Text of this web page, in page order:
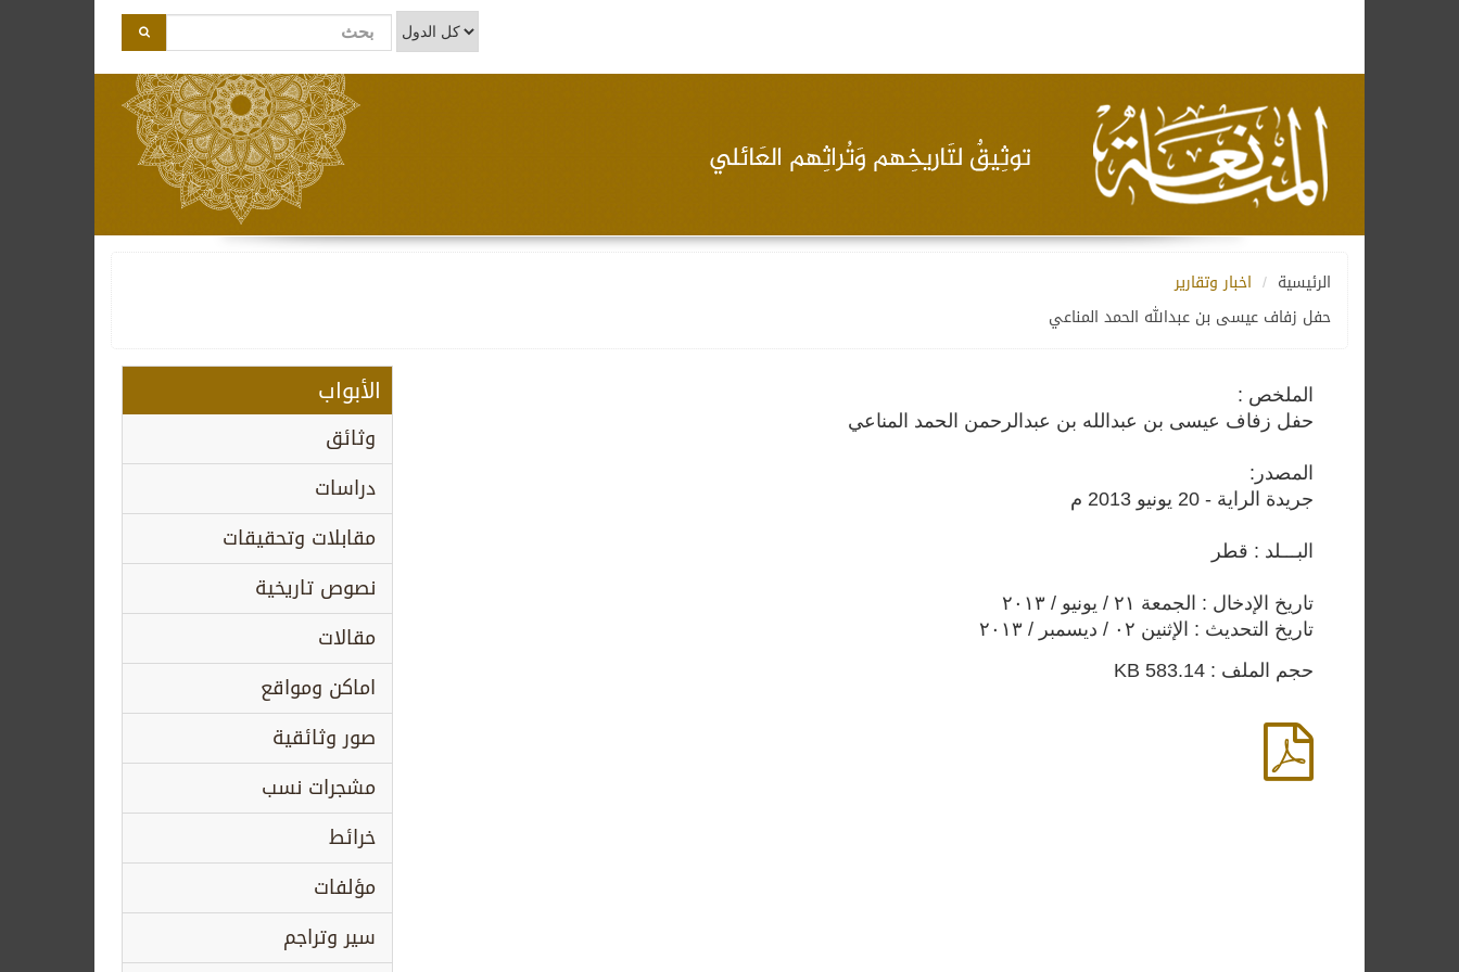
الأبواب
وثائق
دراسات
مقابلات وتحقيقات
نصوص تاريخية
مقالات
اماكن ومواقع
صور وثائقية
مشجرات نسب
خرائط
مؤلفات
سير وتراجم
الرئيسية
اخبار وتقارير
حفل زفاف عيسى بن عبدالله الحمد المناعي
الملخص :
حفل زفاف عيسى بن عبدالله بن عبدالرحمن الحمد المناعي
المصدر:
جريدة الراية - 20 يونيو 2013 م
البـــلد : قطر
تاريخ الإدخال : الجمعة ٢١ / يونيو / ٢٠١٣
تاريخ التحديث : الإثنين ٠٢ / ديسمبر / ٢٠١٣
حجم الملف : 583.14 KB